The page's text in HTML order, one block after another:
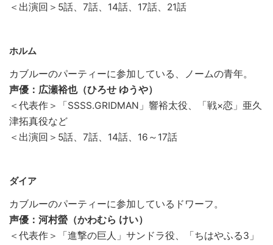
＜出演回＞5話、7話、14話、17話、21話
ホルム
カブルーのパーティーに参加している、ノームの青年。
声優：広瀬裕也（ひろせ ゆうや）
＜代表作＞「SSSS.GRIDMAN」響裕太役、「戦×恋」亜久
津拓真役など
＜出演回＞5話、7話、14話、16～17話
ダイア
カブルーのパーティーに参加しているドワーフ。
声優：河村螢（かわむら けい）
＜代表作＞「進撃の巨人」サンドラ役、「ちはやふる3」